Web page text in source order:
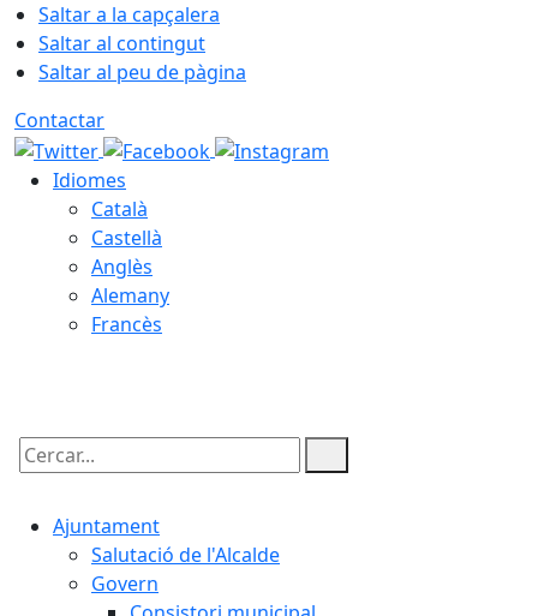
Saltar a la capçalera
Saltar al contingut
Saltar al peu de pàgina
Contactar
Idiomes
Català
Castellà
Anglès
Alemany
Francès
Cercar:
Ajuntament
Salutació de l'Alcalde
Govern